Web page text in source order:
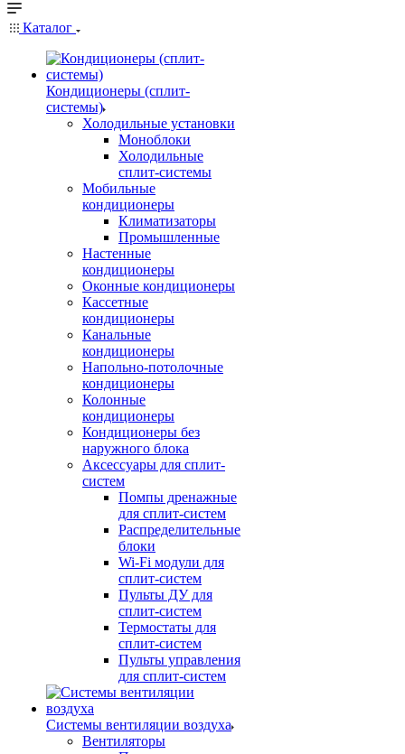
Каталог
Кондиционеры (сплит-
системы)
Холодильные установки
Моноблоки
Холодильные
сплит-системы
Мобильные
кондиционеры
Климатизаторы
Промышленные
Настенные
кондиционеры
Оконные кондиционеры
Кассетные
кондиционеры
Канальные
кондиционеры
Напольно-потолочные
кондиционеры
Колонные
кондиционеры
Кондиционеры без
наружного блока
Аксессуары для сплит-
систем
Помпы дренажные
для сплит-систем
Распределительные
блоки
Wi-Fi модули для
сплит-систем
Пульты ДУ для
сплит-систем
Термостаты для
сплит-систем
Пульты управления
для сплит-систем
Системы вентиляции воздуха
Вентиляторы